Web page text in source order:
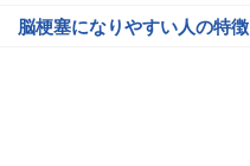
脳梗塞になりやすい人の特徴